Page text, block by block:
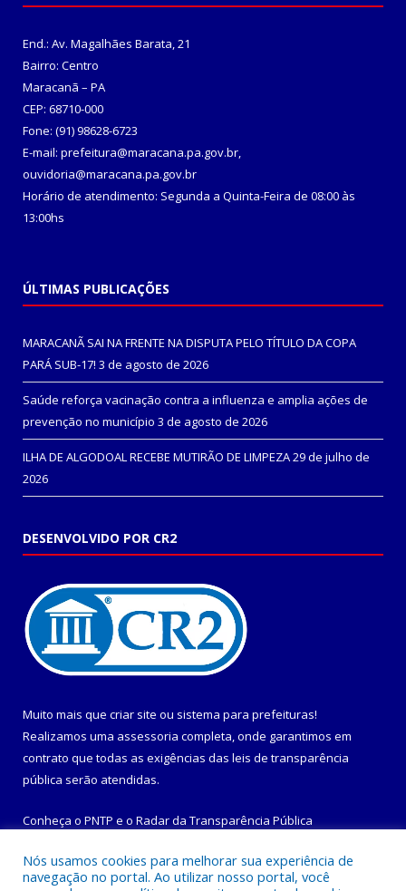
End.: Av. Magalhães Barata, 21
Bairro: Centro
Maracanã – PA
CEP: 68710-000
Fone: (91) 98628-6723
E-mail: prefeitura@maracana.pa.gov.br,
ouvidoria@maracana.pa.gov.br
Horário de atendimento: Segunda a Quinta-Feira de 08:00 às
13:00hs
ÚLTIMAS PUBLICAÇÕES
MARACANÃ SAI NA FRENTE NA DISPUTA PELO TÍTULO DA COPA
PARÁ SUB-17! 3 de agosto de 2026
Saúde reforça vacinação contra a influenza e amplia ações de
prevenção no município 3 de agosto de 2026
ILHA DE ALGODOAL RECEBE MUTIRÃO DE LIMPEZA29 de julho de
2026
DESENVOLVIDO POR CR2
Muito mais que criar site ou sistema para prefeituras!
Realizamos uma assessoria completa, onde garantimos em
contrato que todas as exigências das leis de transparência
pública serão atendidas.
Conheça o PNTP e o Radar da Transparência Pública
Nós usamos cookies para melhorar sua experiência de
navegação no portal. Ao utilizar nosso portal, você